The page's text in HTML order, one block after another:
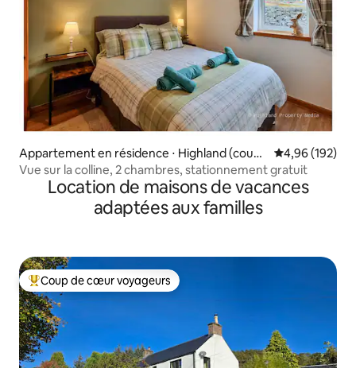
Appartement en résidence ⋅ Highland (counc
il area)
Évaluation
4,96 (192)
Vue sur la colline, 2 chambres, stationnement gratuit
Location de maisons de vacances
adaptées aux familles
Coups de cœur voyageurs les plus appréciés
Coup de cœur voyageurs